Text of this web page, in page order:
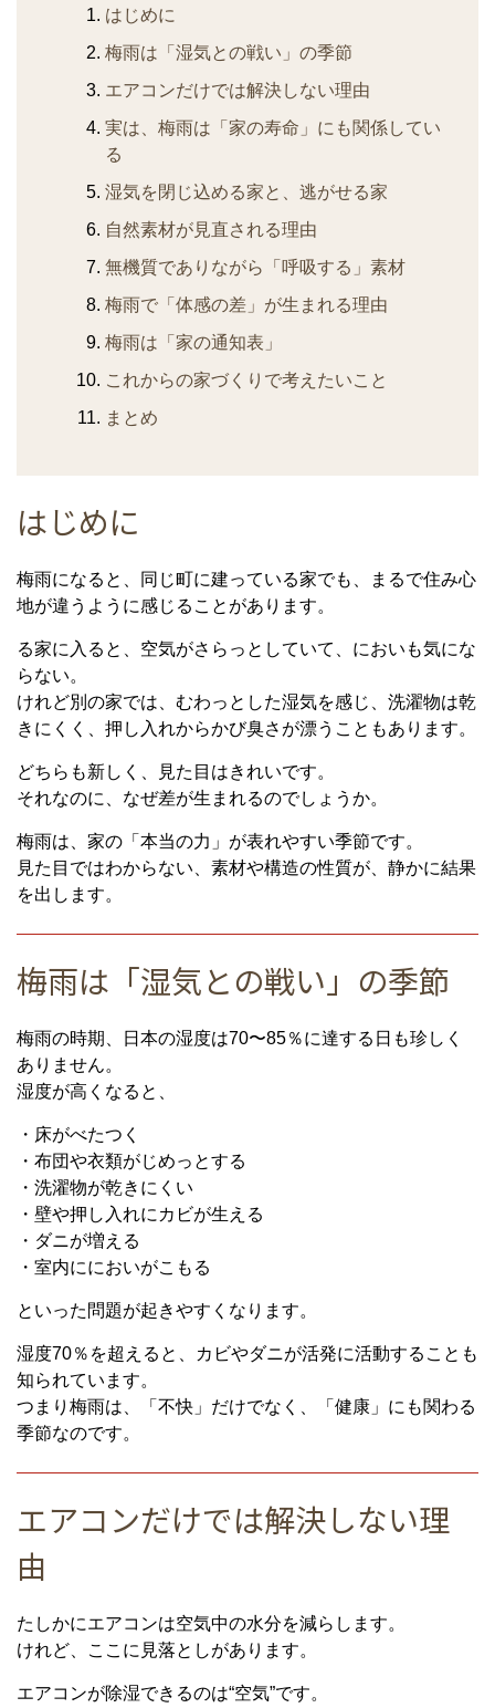
はじめに
梅雨は「湿気との戦い」の季節
エアコンだけでは解決しない理由
実は、梅雨は「家の寿命」にも関係してい
る
湿気を閉じ込める家と、逃がせる家
自然素材が見直される理由
無機質でありながら「呼吸する」素材
梅雨で「体感の差」が生まれる理由
梅雨は「家の通知表」
これからの家づくりで考えたいこと
まとめ
はじめに
梅雨になると、同じ町に建っている家でも、まるで住み心
地が違うように感じることがあります。
る家に入ると、空気がさらっとしていて、においも気にな
らない。
けれど別の家では、むわっとした湿気を感じ、洗濯物は乾
きにくく、押し入れからかび臭さが漂うこともあります。
どちらも新しく、見た目はきれいです。
それなのに、なぜ差が生まれるのでしょうか。
梅雨は、家の「本当の力」が表れやすい季節です。
見た目ではわからない、素材や構造の性質が、静かに結果
を出します。
梅雨は「湿気との戦い」の季節
梅雨の時期、日本の湿度は70〜85％に達する日も珍しく
ありません。
湿度が高くなると、
・床がべたつく
・布団や衣類がじめっとする
・洗濯物が乾きにくい
・壁や押し入れにカビが生える
・ダニが増える
・室内ににおいがこもる
といった問題が起きやすくなります。
湿度70％を超えると、カビやダニが活発に活動することも
知られています。
つまり梅雨は、「不快」だけでなく、「健康」にも関わる
季節なのです。
エアコンだけでは解決しない理
由
たしかにエアコンは空気中の水分を減らします。
けれど、ここに見落としがあります。
エアコンが除湿できるのは“空気”です。